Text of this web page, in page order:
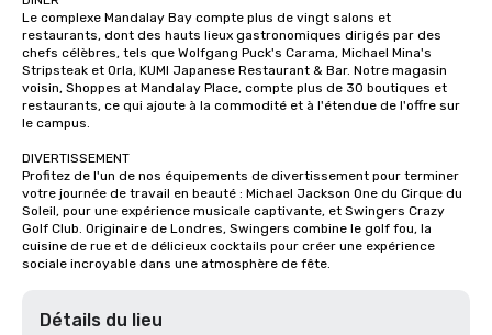
Le complexe Mandalay Bay compte plus de vingt salons et
restaurants, dont des hauts lieux gastronomiques dirigés par des
chefs célèbres, tels que Wolfgang Puck's Carama, Michael Mina's
Stripsteak et Orla, KUMI Japanese Restaurant & Bar. Notre magasin
voisin, Shoppes at Mandalay Place, compte plus de 30 boutiques et
restaurants, ce qui ajoute à la commodité et à l'étendue de l'offre sur
le campus.
DIVERTISSEMENT
Profitez de l'un de nos équipements de divertissement pour terminer
votre journée de travail en beauté : Michael Jackson One du Cirque du
Soleil, pour une expérience musicale captivante, et Swingers Crazy
Golf Club. Originaire de Londres, Swingers combine le golf fou, la
cuisine de rue et de délicieux cocktails pour créer une expérience
sociale incroyable dans une atmosphère de fête.
Détails du lieu